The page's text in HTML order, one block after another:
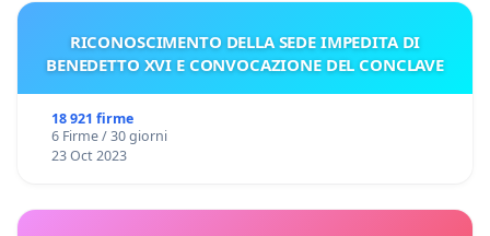
RICONOSCIMENTO DELLA SEDE IMPEDITA DI
BENEDETTO XVI E CONVOCAZIONE DEL CONCLAVE
18 921 firme
6 Firme / 30 giorni
23 Oct 2023